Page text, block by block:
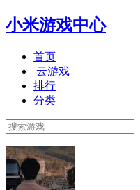
小米游戏中心
首页
云游戏
排行
分类